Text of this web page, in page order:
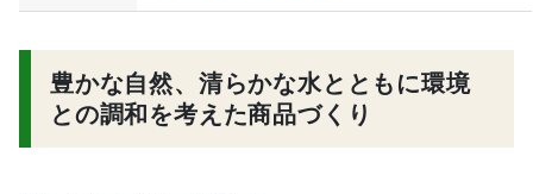
豊かな自然、清らかな水とともに環境
との調和を考えた商品づくり